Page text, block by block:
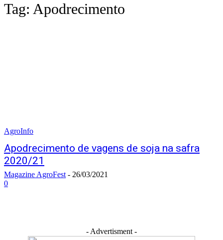
Tag: Apodrecimento
AgroInfo
Apodrecimento de vagens de soja na safra
2020/21
Magazine AgroFest - 26/03/2021
0
- Advertisment -